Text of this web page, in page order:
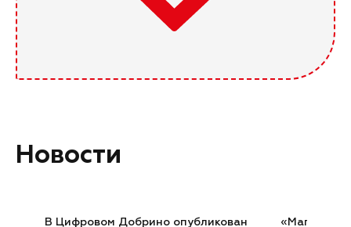
Новости
В Цифровом Добрино опубликован
«Магнит»